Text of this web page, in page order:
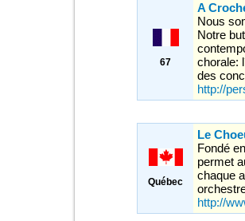
67
A
Nous
Notre
chorale:
des
http://
Québec
Le
Fondé
permet
chaque
http://